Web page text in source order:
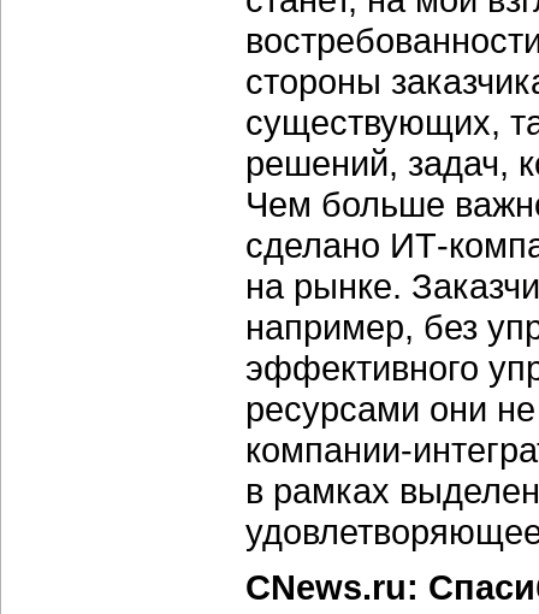
стороны
существующих,
решений, задач,
Чем больше
сделано ИТ-
на рынке.
например, без
эффективного
ресурсами они
компании-
в рамках
CNews.ru: